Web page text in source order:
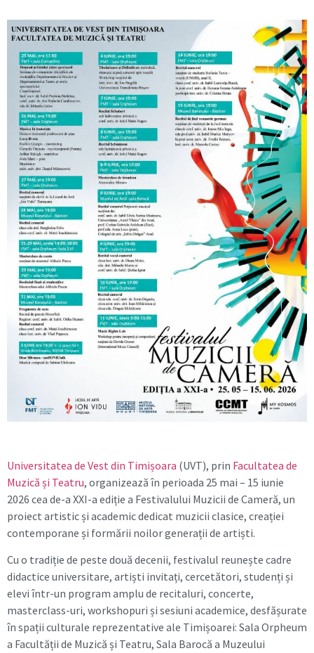
Universitatea de Vest din Timișoara (UVT), prin Facultatea de
Muzică și Teatru, organizează în perioada 25 mai – 15 iunie
2026 cea de-a XXI-a ediție a Festivalului Muzicii de Cameră, un
proiect artistic și academic dedicat muzicii clasice, creației
contemporane și formării noilor generații de artiști.
Cu o tradiție de peste două decenii, festivalul reunește cadre
didactice universitare, artiști invitați, cercetători, studenți și
elevi într-un program amplu de recitaluri, concerte,
masterclass-uri, workshopuri și sesiuni academice, desfășurate
în spații culturale reprezentative ale Timișoarei: Sala Orpheum
a Facultății de Muzică și Teatru, Sala Barocă a Muzeului